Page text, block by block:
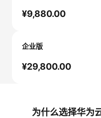
¥9,880.00
企业版
¥29,800.00
为什么选择华为